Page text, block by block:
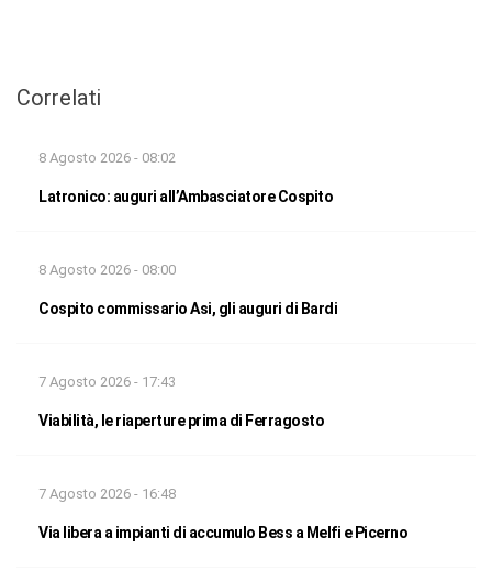
Correlati
8 Agosto 2026 - 08:02
Latronico: auguri all’Ambasciatore Cospito
8 Agosto 2026 - 08:00
Cospito commissario Asi, gli auguri di Bardi
7 Agosto 2026 - 17:43
Viabilità, le riaperture prima di Ferragosto
7 Agosto 2026 - 16:48
Via libera a impianti di accumulo Bess a Melfi e Picerno